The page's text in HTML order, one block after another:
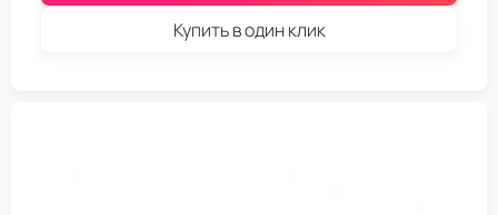
Купить в один клик